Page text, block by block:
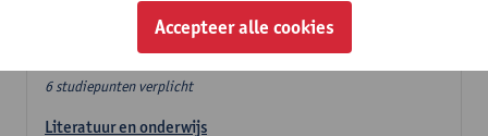
domeincomponent van een van de gekozen talen.
Verplicht algemeen opleidingsonderdeel
6 studiepunten verplicht
Literatuur en onderwijs
Accepteer alle cookies